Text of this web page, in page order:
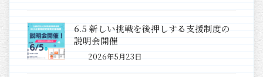
6.5 新しい挑戦を後押しする支援制度の
説明会開催
2026年5月23日